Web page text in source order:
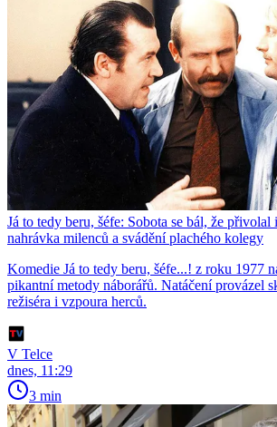
Já to tedy beru, šéfe: Sobota se bál, že přivolal
nahrávka milenců a svádění plachého kolegy
Komedie Já to tedy beru, šéfe...! z roku 1977
pikantní metody náborářů. Natáčení provázel
režiséra i vzpoura herců.
V Telce
dnes, 11:29
3 min